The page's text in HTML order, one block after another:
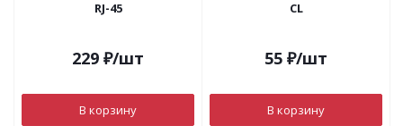
RJ-45
229 ₽/шт
В корзину
CL
55 ₽/шт
В корзину